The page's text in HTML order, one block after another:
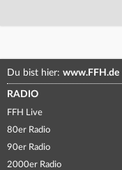
Du bist hier: www.FFH.de
RADIO
FFH Live
80er Radio
90er Radio
2000er Radio